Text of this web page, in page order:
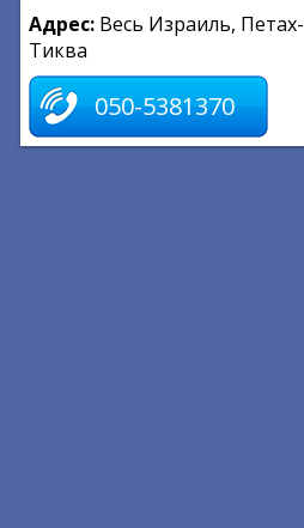
Адрес: Весь Израиль, Петах-
Тиква
050-5381370